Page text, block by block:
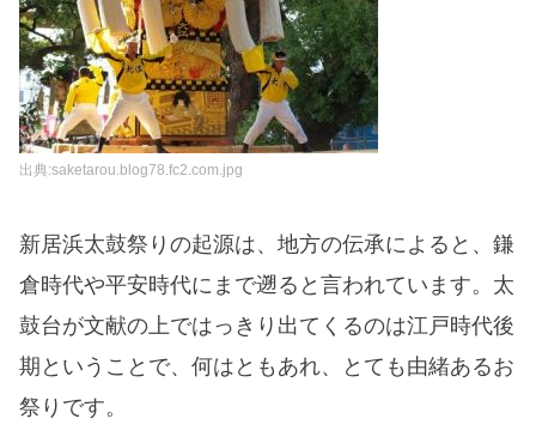
出典:saketarou.blog78.fc2.com.jpg
新居浜太鼓祭りの起源は、地方の伝承によると、鎌
倉時代や平安時代にまで遡ると言われています。太
鼓台が文献の上ではっきり出てくるのは江戸時代後
期ということで、何はともあれ、とても由緒あるお
祭りです。